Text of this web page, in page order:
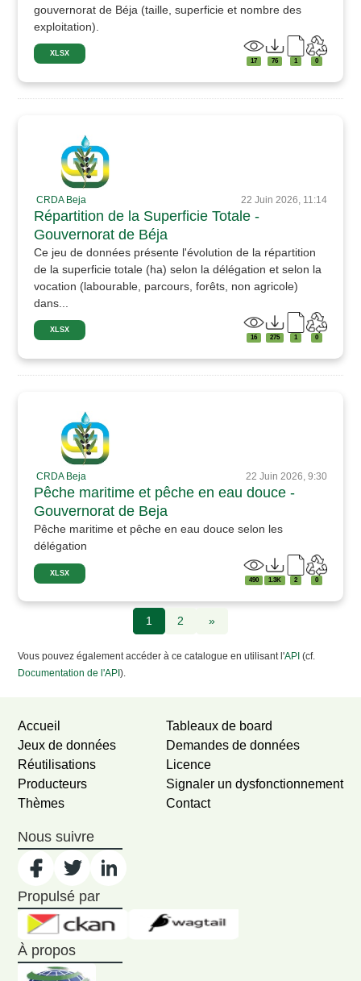
gouvernorat de Béja (taille, superficie et nombre des
exploitation).
XLSX
17 76 1 0
CRDA Beja 22 Juin 2026, 11:14
Répartition de la Superficie Totale -
Gouvernorat de Béja
Ce jeu de données présente l'évolution de la répartition
de la superficie totale (ha) selon la délégation et selon la
vocation (labourable, parcours, forêts, non agricole)
dans...
XLSX
16 275 1 0
CRDA Beja 22 Juin 2026, 9:30
Pêche maritime et pêche en eau douce -
Gouvernorat de Beja
Pêche maritime et pêche en eau douce selon les
délégation
XLSX
490 1.3K 2 0
1 2 »
Vous pouvez également accéder à ce catalogue en utilisant l'API (cf.
Documentation de l'API).
Accueil
Jeux de données
Réutilisations
Producteurs
Thèmes
Tableaux de board
Demandes de données
Licence
Signaler un dysfonctionnement
Contact
Nous suivre
Propulsé par
À propos